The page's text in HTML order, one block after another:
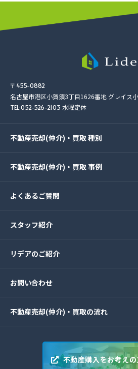
〒455-0882
名古屋市港区小賀須3丁目1626番地 グレイス
TEL:052-526-2103 水曜定休
不動産売却(仲介)・買取 種別
不動産売却(仲介)・買取 事例
よくあるご質問
スタッフ紹介
リデアのご紹介
お問い合わせ
不動産売却(仲介)・買取の流れ
不動産購入をお考え